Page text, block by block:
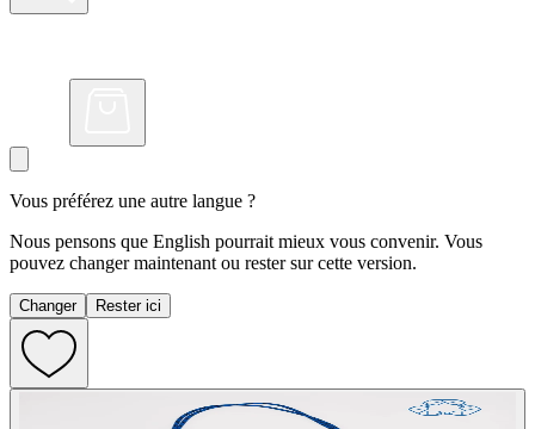
Vous préférez une autre langue ?
Nous pensons que English pourrait mieux vous convenir. Vous
pouvez changer maintenant ou rester sur cette version.
Changer Rester ici